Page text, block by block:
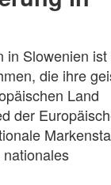
in Slowenien
die ihre
Land
der